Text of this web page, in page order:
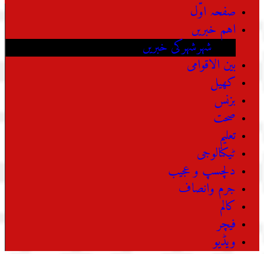
صفحہ اوّل
اہم خبریں
شہرشہرکی خبریں
بین الاقوامی
کھیل
بزنس
صحت
تعلیم
ٹیکنالوجی
دلچسپ و عجیب
جرم وانصاف
کالم
فیچر
ویڈیو